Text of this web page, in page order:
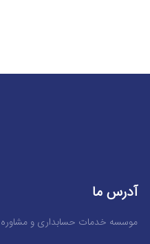
آدرس ما
موسسه خدمات حسابداری و مشاوره